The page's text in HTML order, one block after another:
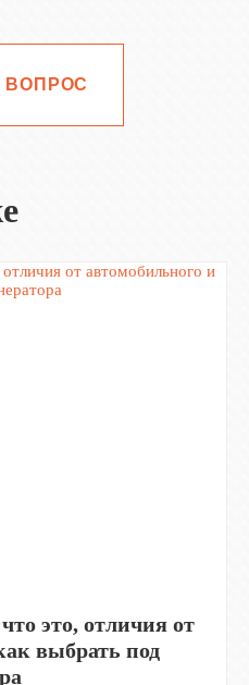
ВОПРОС
это, отличия от
выбрать под